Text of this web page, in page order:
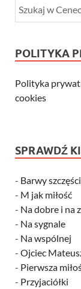
POLITYKA
Polityka
cookies
SPRAWDŹ
- Barwy
- M jak miłość
- Na dobre i na
- Na sygnale
- Na wspólnej
- Ojciec
- Pierwsza
- Przyjaciółki